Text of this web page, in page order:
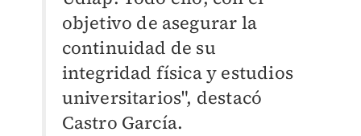
objetivo de asegurar la
continuidad de su
integridad física y estudios
universitarios", destacó
Castro García.